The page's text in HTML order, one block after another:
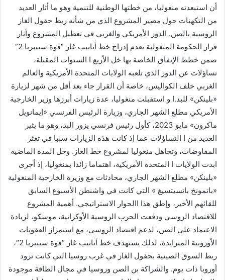
أن استبعدته منغوليا، من خطتها الوطنية للتنمية وهو ما أثار العديد
من التكهنات حول مصير المشروع الذي من شأنه ربط حقول الغاز
الروسية بالصن. الدور الأمريكي والغربي في تعطيل المشروع وأثار
قرار الحكومة المنغولية بعدم إدراج خط أنابيب غاز “قوة سيبيريا 2”
ضمن خطط الإنفاق الخاصة بها خل الأربع ا السنوات المقبلة،
تساؤلات عن الدور الذي تلعبه الولايات المتحدة الأمريكية والعالم
الغربي خلف الكواليس، خاصة أن القرار جاء بعد أقل من شهر لزيارة
«بلينكن» للبد.ا و استقبلت منغوليا، عدة زيارات أبرزها وزير الخارجية
الأمريكي مطلع الشهر الجاري، وزيارة الرئيس الفرنسي «إيمانويل
ماكرون» مايو 2023، كأول رئيس فرنسي يزور البد، وهو ما يثير
العديد من ا التساؤلات عما إذ كانت هذه الزيارات سببا في تعثر
المفاوضات، وتجاهل منغوليا لمشروع خط الغاز. وخل المدة الماضية
ابدت الولايات ا المتحدة الأمريكية، اهتماما زائدا بمنغوليا، إذ أجرى
«بلينكن» مطلع الشهر الجاري، محادثات مع وزيرة الخارجية المنغولية
«باتمونخ باتسيتسيغ » التي كانت في واشنطن الأسبوع السابق
للقائهم الأخير، وإطق هذا االحوار الاستراتيجي. أهمية المشروع
للاقتصاد الروسي ودفعت الحرب الروسية الأوكرانية، موسكو، لزيادة
الاعتماد على الصن، لدعم اقتصاد الروسي، مع استمرار العقوبات
الأوروبية المتزايدة، لذلك يستهدف خط أنابيب غاز “قوة سيبيريا 2″،
ربط السوق الصينية بحقول الغاز في غرب روسيا التي كانت تزود
أوروبا ذات يوم. والشراكة بن الصن وروسيا في مجال الطاقة موجودة